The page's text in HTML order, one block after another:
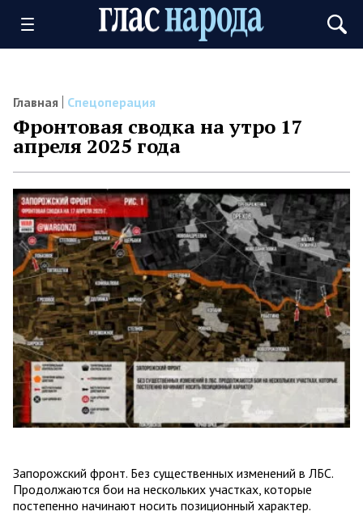
Главная Спецоперация
Фронтовая сводка на утро 17
апреля 2025 года
Запорожский фронт. Без существенных изменений в ЛБС.
Продолжаются бои на нескольких участках, которые
постепенно начинают носить позиционный характер.